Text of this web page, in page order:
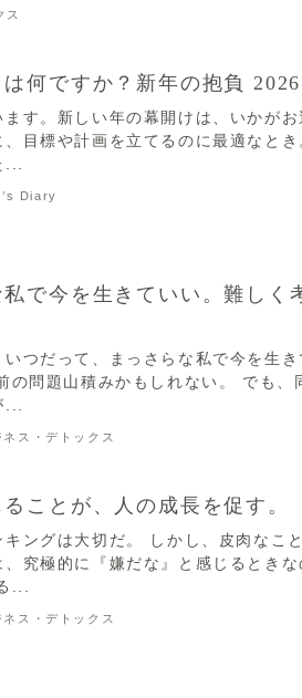
ス
何ですか？新年の抱負 2026
す。新しい年の幕開けは、いかがお
目標や計画を立てるのに最適なとき
Diary
で今を生きていい。難しく
つだって、まっさらな私で今を生き
の問題山積みかもしれない。 でも、
ネス・デトックス
ことが、人の成長を促す。
ングは大切だ。 しかし、皮肉なこと
究極的に『嫌だな』と感じるときな
...
ネス・デトックス